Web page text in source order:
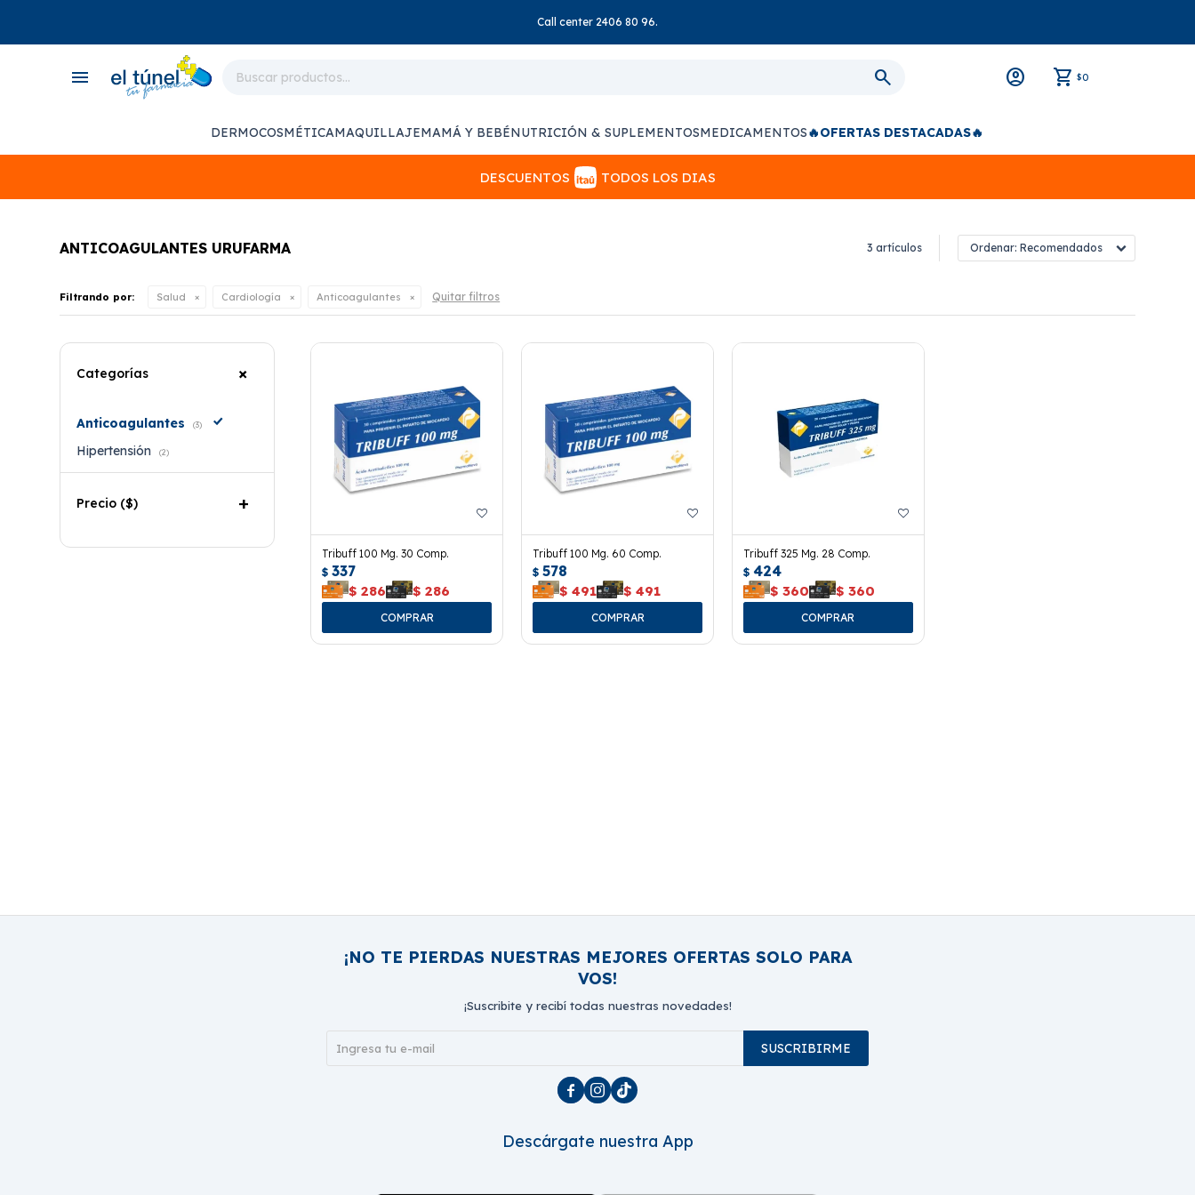
Call center 2406 80 96.
menu $0
DERMOCOSMÉTICAMAQUILLAJEMAMÁ Y BEBÉNUTRICIÓN & SUPLEMENTOSMEDICAMENTOS🔥OFERTAS DESTACADAS🔥
DESCUENTOS TODOS LOS DIAS
ANTICOAGULANTES URUFARMA 3 artículos Recomendados
Filtrando por: Salud Cardiología Anticoagulantes Quitar filtros
Tribuff 100 Mg. 30 Comp.
$ 337
$ 286 $ 286
Tribuff 100 Mg. 60 Comp.
$ 578
$ 491 $ 491
Tribuff 325 Mg. 28 Comp.
$ 424
$ 360 $ 360
Categorías
Anticoagulantes (3)
Hipertensión (2)
Precio ($)
¡NO TE PIERDAS NUESTRAS MEJORES OFERTAS SOLO PARA
VOS!
¡Suscribite y recibí todas nuestras novedades!
SUSCRIBIRME
  
Descárgate nuestra App
close
store
local_shipping